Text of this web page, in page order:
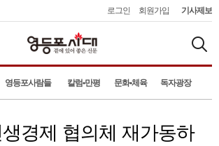
로그인 회원가입 기사제보
영등포사람들 칼럼•만평 문화•체육 독자광장
생경제 협의체 재가동하